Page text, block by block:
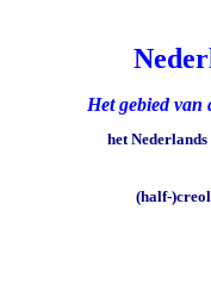
Het gebied van
hetNederlands
(half-